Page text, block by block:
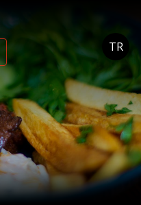
TR
çanağı -